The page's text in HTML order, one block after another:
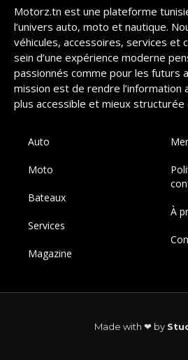
Motorz.tn est une plateforme
l’univers auto, moto et nautique.
véhicules, accessoires, services et
sein d’une expérience moderne
passionnés comme pour les futurs
mission est de rendre l’information
plus accessible et mieux structurée
Auto
Moto
Bateaux
Services
Magazine
À
Made with ❤︎ by